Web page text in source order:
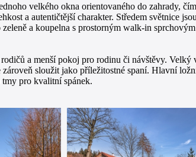
velkého okna orientovaného do zahrady,
a autentičtější charakter. Středem světnice
a koupelna s prostorným walk-in
a menší pokoj pro rodinu či návštěvy.
sloužit jako příležitostné spaní. Hlavní
tmy pro kvalitní spánek.